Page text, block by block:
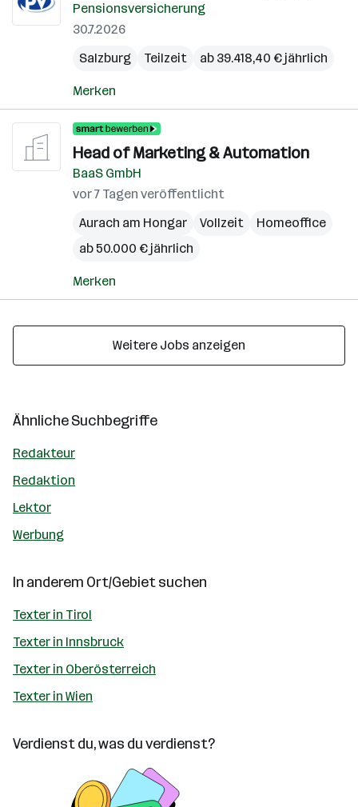
Pensionsversicherung
30.7.2026
Salzburg
Teilzeit ab 39.418,40 € jährlich
Merken
Head of Marketing & Automation
BaaS GmbH
vor 7 Tagen veröffentlicht
Aurach am Hongar
Vollzeit
Homeoffice
ab 50.000 € jährlich
Merken
Weitere Jobs anzeigen
Ähnliche Suchbegriffe
Redakteur
Redaktion
Lektor
Werbung
In anderem Ort/Gebiet suchen
Texter in Tirol
Texter in Innsbruck
Texter in Oberösterreich
Texter in Wien
Verdienst du, was du verdienst?